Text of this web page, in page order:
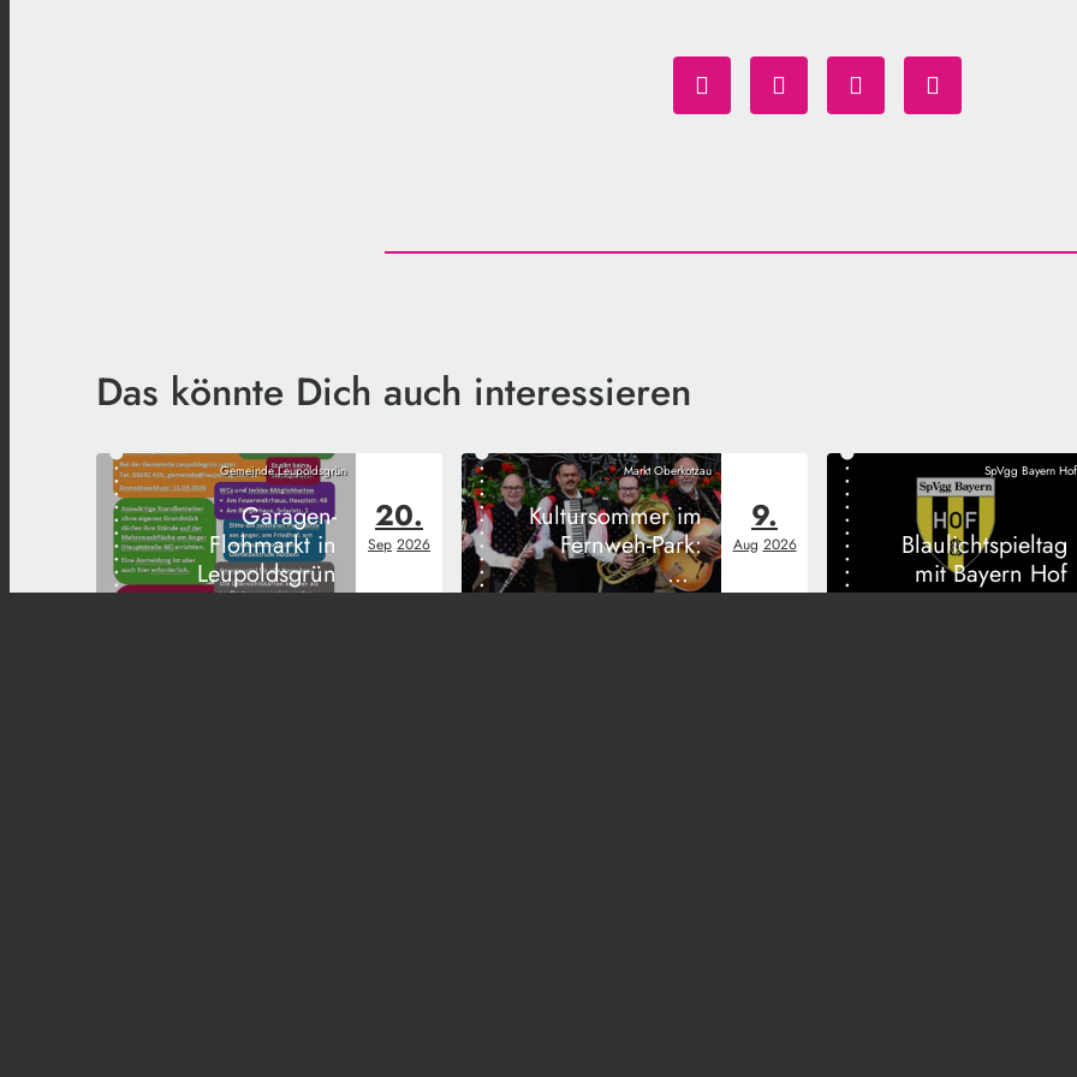
Das könnte Dich auch interessieren
Gemeinde Leupoldsgrün
Garagen-
Flohmarkt in
Leupoldsgrün
20.
Sep 2026
Markt Oberkotzau
Kultursommer im
Fernweh-Park:
Die
Frankenkrainer
9.
Aug 2026
SpVgg Bayern Hof
Blaulichtspieltag
mit Bayern Hof